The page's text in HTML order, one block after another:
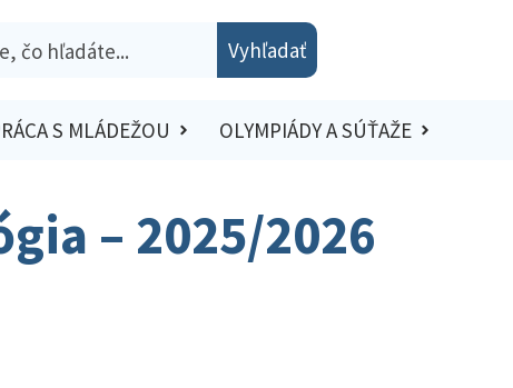
Vyhľadať
S MLÁDEŽOU OLYMPIÁDY A SÚŤAŽE
– 2025/2026